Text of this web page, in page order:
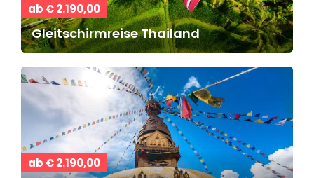
ab € 2.190,00
Gleitschirmreise Thailand
ab € 2.190,00